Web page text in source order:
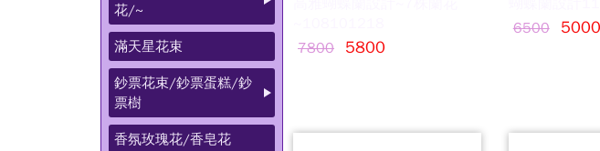
花/~
滿天星花束
鈔票花束/鈔票蛋糕/鈔
票樹
香氛玫瑰花/香皂花
7800
5800
6500
5000